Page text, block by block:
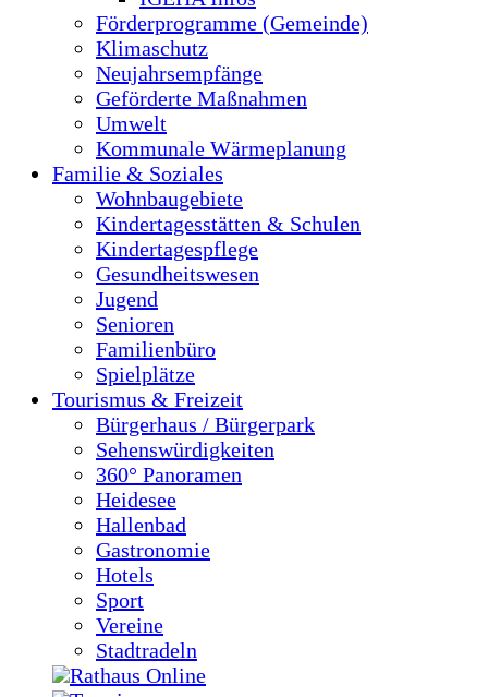
Förderprogramme (Gemeinde)
Klimaschutz
Neujahrsempfänge
Geförderte Maßnahmen
Umwelt
Kommunale Wärmeplanung
Familie & Soziales
Wohnbaugebiete
Kindertagesstätten & Schulen
Kindertagespflege
Gesundheitswesen
Jugend
Senioren
Familienbüro
Spielplätze
Tourismus & Freizeit
Bürgerhaus / Bürgerpark
Sehenswürdigkeiten
360° Panoramen
Heidesee
Hallenbad
Gastronomie
Hotels
Sport
Vereine
Stadtradeln
Rathaus Online